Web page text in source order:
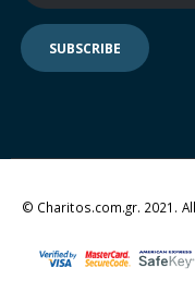
© Charitos.com.gr. 2021.